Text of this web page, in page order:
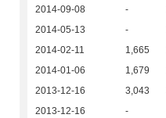
2014-09-08
-
2014-05-13
-
2014-02-11
1,665
2014-01-06
1,679
2013-12-16
3,043
2013-12-16
-